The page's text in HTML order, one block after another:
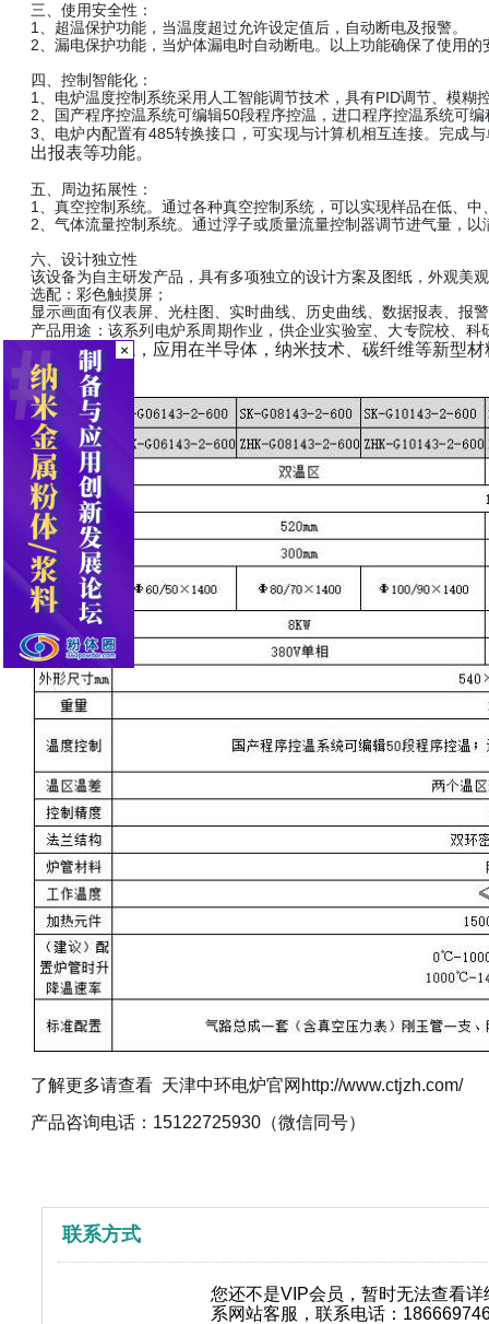
三、使用安全性：
1、超温保护功能，当温度超过允许设定值后，自动断电及报警。
2、漏电保护功能，当炉体漏电时自动断电。以上功能确保了使用的
四、控制智能化：
1、电炉温度控制系统采用人工智能调节技术，具有PID调节、模糊
2、国产程序控温系统可编辑50段程序控温，进口程序控温系统可
3、电炉内配置有485转换接口，可实现与计算机相互连接。完成
出报表等功能。
五、周边拓展性：
1、真空控制系统。通过各种真空控制系统，可以实现样品在低、
2、气体流量控制系统。通过浮子或质量流量控制器调节进气量，
六、设计独立性
该设备为自主研发产品，具有多项独立的设计方案及图纸，外观美
选配：彩色触摸屏；
显示画面有仪表屏、光柱图、实时曲线、历史曲线、数据报表、报
产品用途：该系列电炉系周期作业，供企业实验室、大专院校、
温的实验环境，应用在半导体，纳米技术、碳纤维等新型
产品参数：
了解更多请查看 天津中环电炉官网http://www.ctjzh.com/
产品咨询电话：15122725930（微信同号）
联系方式
您还不是VIP会员，暂时无法查看
系网站客服，联系电话：
×